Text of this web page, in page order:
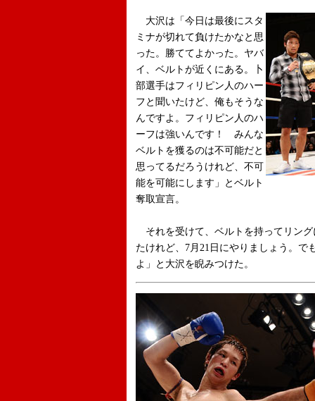
大沢は「今日は最後にスタ
ミナが切れて負けたかなと思
った。勝ててよかった。ヤバ
イ、ベルトが近くにある。卜
部選手はフィリピン人のハー
フと聞いたけど、俺もそうな
んですよ。フィリピン人のハ
ーフは強いんです！ みんな
ベルトを獲るのは不可能だと
思ってるだろうけれど、不可
能を可能にします」とベルト
奪取宣言。
それを受けて、ベルトを持ってリン
たけれど、7月21日にやりましょう。で
よ」と大沢を睨みつけた。